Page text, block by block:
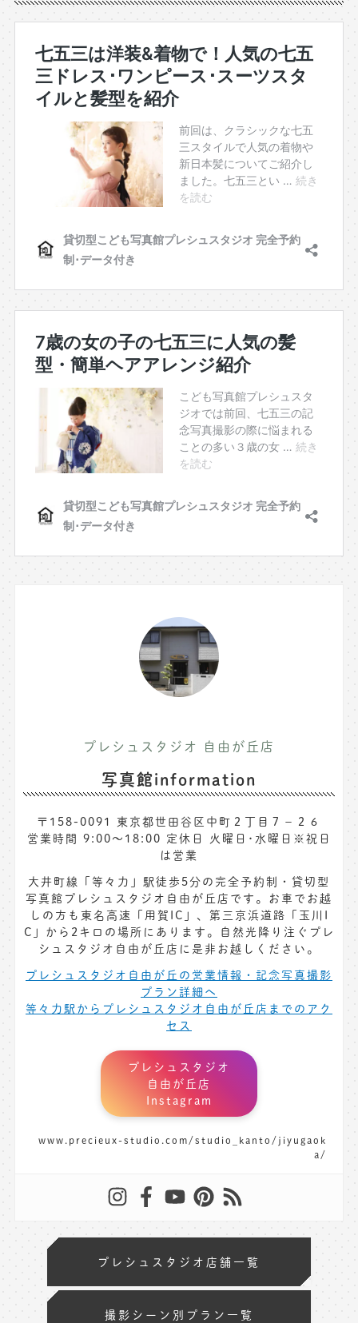
プレシュスタジオ 自由が丘店
写真館information
〒158-0091 東京都世田谷区中町２丁目７−２６
営業時間 9:00～18:00 定休日 火曜日･水曜日※祝日
は営業
大井町線「等々力」駅徒歩5分の完全予約制・貸切型
写真館プレシュスタジオ自由が丘店です。お車でお越
しの方も東名高速「用賀IC」、第三京浜道路「玉川I
C」から2キロの場所にあります。自然光降り注ぐプレ
シュスタジオ自由が丘店に是非お越しください。
プレシュスタジオ自由が丘の営業情報・記念写真撮影
プラン詳細へ
等々力駅からプレシュスタジオ自由が丘店までのアク
セス
プレシュスタジオ
自由が丘店
Instagram
www.precieux-studio.com/studio_kanto/jiyugaok
a/
プレシュスタジオ店舗一覧
撮影シーン別プラン一覧